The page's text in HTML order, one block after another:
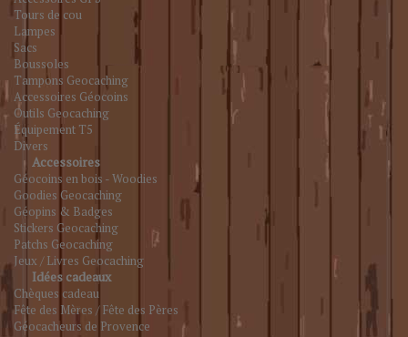
Tours de cou
Lampes
Sacs
Boussoles
Tampons Geocaching
Accessoires Géocoins
Outils Geocaching
Équipement T5
Divers
Accessoires
Géocoins en bois - Woodies
Goodies Geocaching
Géopins & Badges
Stickers Geocaching
Patchs Geocaching
Jeux / Livres Geocaching
Idées cadeaux
Chèques cadeau
Fête des Mères / Fête des Pères
Géocacheurs de Provence